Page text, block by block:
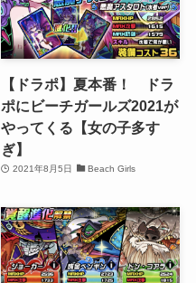
【ドラポ】夏本番！ ドラ
ポにビーチガールズ2021が
やってくる【女の子多す
ぎ】
2021年8月5日 Beach Girls